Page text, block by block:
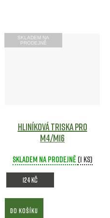
SKLADEM NA
PRODEJNĚ
Hliníková triska pro
M4/M16
Skladem na prodejně (1 ks)
124 Kč
DO KOŠÍKU